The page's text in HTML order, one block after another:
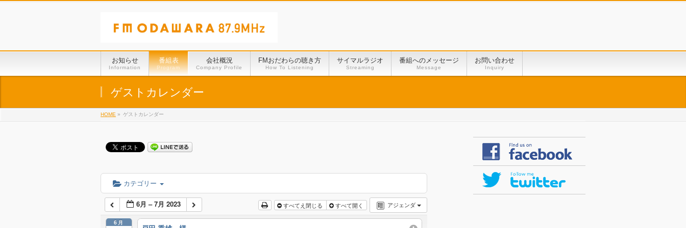
お知らせ
Information
番組表
Program
会社概況
Company Profile
FMおだわらの聴き方
How To Listening
サイマルラジオ
Streaming
番組へのメッセージ
Message
お問い合わせ
Inquiry
ゲストカレンダー
HOME » ゲストカレンダー
カテゴリー
アジェンダ
6月 – 7月 2023 すべてえ閉じる すべて開く
6月